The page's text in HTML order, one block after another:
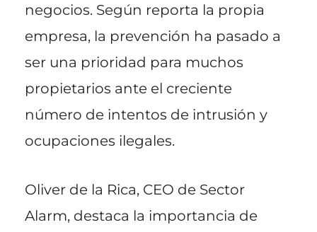
negocios. Según reporta la propia
empresa, la prevención ha pasado a
ser una prioridad para muchos
propietarios ante el creciente
número de intentos de intrusión y
ocupaciones ilegales.
Oliver de la Rica, CEO de Sector
Alarm, destaca la importancia de